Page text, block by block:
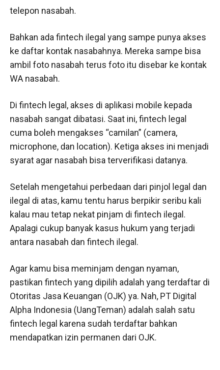
telepon nasabah.
Bahkan ada fintech ilegal yang sampe punya akses
ke daftar kontak nasabahnya. Mereka sampe bisa
ambil foto nasabah terus foto itu disebar ke kontak
WA nasabah.
Di fintech legal, akses di aplikasi mobile kepada
nasabah sangat dibatasi. Saat ini, fintech legal
cuma boleh mengakses “camilan” (camera,
microphone, dan location). Ketiga akses ini menjadi
syarat agar nasabah bisa terverifikasi datanya.
Setelah mengetahui perbedaan dari pinjol legal dan
ilegal di atas, kamu tentu harus berpikir seribu kali
kalau mau tetap nekat pinjam di fintech ilegal.
Apalagi cukup banyak kasus hukum yang terjadi
antara nasabah dan fintech ilegal.
Agar kamu bisa meminjam dengan nyaman,
pastikan fintech yang dipilih adalah yang terdaftar di
Otoritas Jasa Keuangan (OJK) ya. Nah, PT Digital
Alpha Indonesia (UangTeman) adalah salah satu
fintech legal karena sudah terdaftar bahkan
mendapatkan izin permanen dari OJK.